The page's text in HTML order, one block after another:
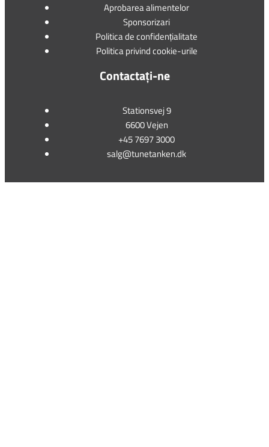
Aprobarea alimentelor
Sponsorizari
Politica de confidențialitate
Politica privind cookie-urile
Contactați-ne
Stationsvej 9
6600 Vejen
+45 7697 3000
salg@tunetanken.dk